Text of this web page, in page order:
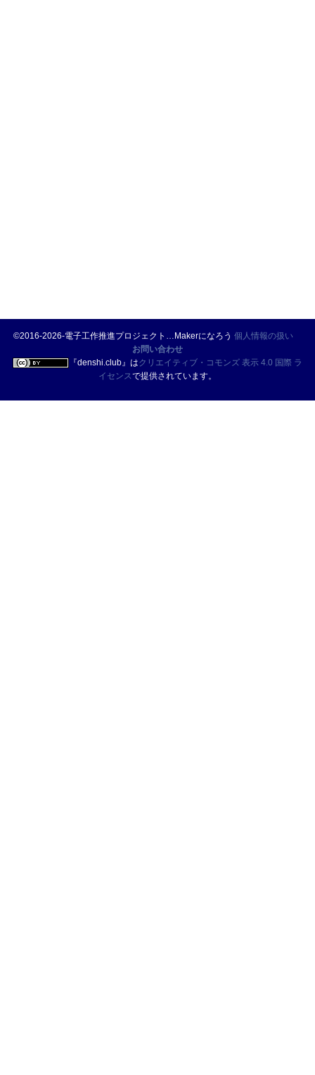
©2016-2026-電子工作推進プロジェクト…Makerになろう 個人情報の扱い
お問い合わせ
『denshi.club』はクリエイティブ・コモンズ 表示 4.0 国際 ラ
イセンスで提供されています。